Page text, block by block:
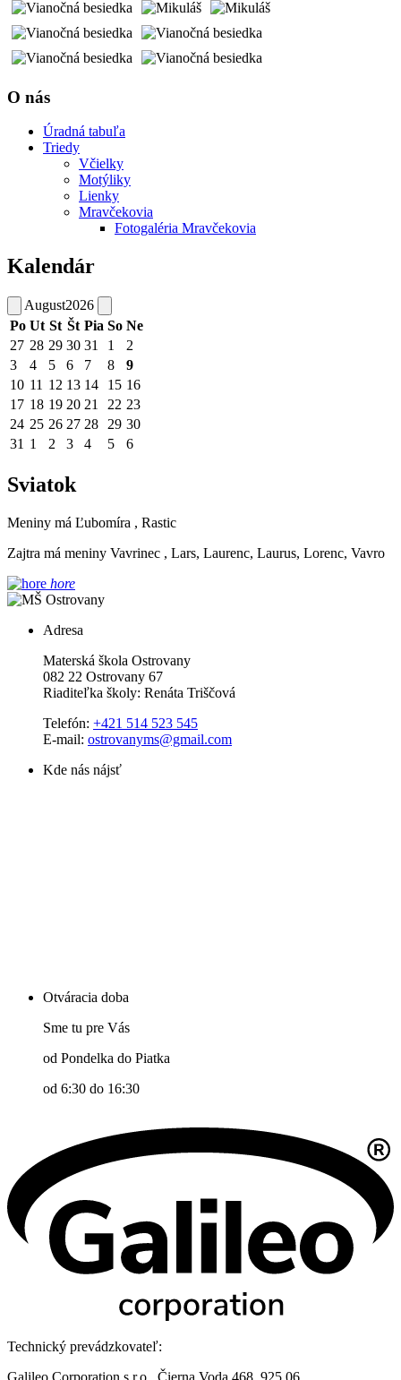
O nás
Úradná tabuľa
Triedy
Včielky
Motýliky
Lienky
Mravčekovia
Fotogaléria Mravčekovia
Kalendár
August2026
Po Ut St Št Pia So Ne
27 28 29 30 31 1
2
3
4 5 6 7 8
9
10 11 12 13 14 15 16
17 18 19 20 21 22 23
24 25 26 27 28 29 30
31 1 2 3 4 5 6
Sviatok
Meniny má Ľubomíra , Rastic
Zajtra má meniny Vavrinec , Lars, Laurenc, Laurus, Lorenc, Vavro
hore
Adresa
Materská škola Ostrovany
082 22 Ostrovany 67
Riaditeľka školy: Renáta Triščová
Telefón: +421 514 523 545
E-mail: ostrovanyms@gmail.com
Kde nás nájsť
Otváracia doba
Sme tu pre Vás
od Pondelka do Piatka
od 6:30 do 16:30
Technický prevádzkovateľ:
Galileo Corporation s.r.o., Čierna Voda 468, 925 06